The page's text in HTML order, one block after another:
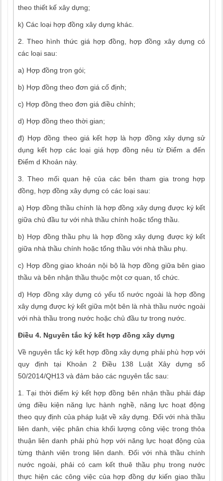
theo thiết kế xây dựng;
k) Các loại hợp đồng xây dựng khác.
2. Theo hình thức giá hợp đồng, hợp đồng xây dựng có
các loại sau:
a) Hợp đồng trọn gói;
b) Hợp đồng theo đơn giá cố định;
c) Hợp đồng theo đơn giá điều chỉnh;
d) Hợp đồng theo thời gian;
đ) Hợp đồng theo giá kết hợp là hợp đồng xây dựng sử
dụng kết hợp các loại giá hợp đồng nêu từ Điểm a đến
Điểm d Khoản này.
3. Theo mối quan hệ của các bên tham gia trong hợp
đồng, hợp đồng xây dựng có các loại sau:
a) Hợp đồng thầu chính là hợp đồng xây dựng được ký kết
giữa chủ đầu tư với nhà thầu chính hoặc tổng thầu.
b) Hợp đồng thầu phụ là hợp đồng xây dựng được ký kết
giữa nhà thầu chính hoặc tổng thầu với nhà thầu phụ.
c) Hợp đồng giao khoán nội bộ là hợp đồng giữa bên giao
thầu và bên nhận thầu thuộc một cơ quan, tổ chức.
d) Hợp đồng xây dựng có yếu tố nước ngoài là hợp đồng
xây dựng được ký kết giữa một bên là nhà thầu nước ngoài
với nhà thầu trong nước hoặc chủ đầu tư trong nước.
Điều 4. Nguyên tắc ký kết hợp đồng xây dựng
Về nguyên tắc ký kết hợp đồng xây dựng phải phù hợp với
quy định tại Khoản 2 Điều 138 Luật Xây dựng số
50/2014/QH13 và đảm bảo các nguyên tắc sau:
1. Tại thời điểm ký kết hợp đồng bên nhận thầu phải đáp
ứng điều kiện năng lực hành nghề, năng lực hoạt động
theo quy định của pháp luật về xây dựng. Đối với nhà thầu
liên danh, việc phân chia khối lượng công việc trong thỏa
thuận liên danh phải phù hợp với năng lực hoạt động của
từng thành viên trong liên danh. Đối với nhà thầu chính
nước ngoài, phải có cam kết thuê thầu phụ trong nước
thực hiện các công việc của hợp đồng dự kiến giao thầu